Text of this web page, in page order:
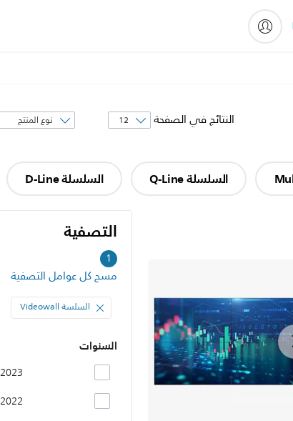
النتائج في الصفحة
فرز
حسب
السلسلة Q-Line السلسلة D-Line
التصفية
1 التصفية
مسح كل عوامل التصفية
السلسة Videowall
السنوات
2023
2022